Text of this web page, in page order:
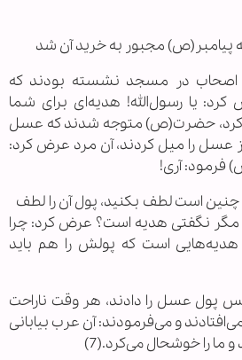
مجبور به خرید آن شد
اصحاب در مسجد نشسته بودند که
یا رسول‌الله! هدیه‌ای برای شما
کرد، حضرت(ص) متوجه شدند که عسل
عسل را میل کردند، آن مرد عرض کرد:
فرمود: آری!
است لطف بکنید، پول آن را لطف
مگر نگفتی هدیه است؟ عرض کرد: چرا
هدیه‌هایی است که پولش را هم باید
پول عسل را دادند، هر وقت ناراحت
و می‌فرمودند: آن عرب بیابانی
ما را خوشحال می‌کرد.(7)